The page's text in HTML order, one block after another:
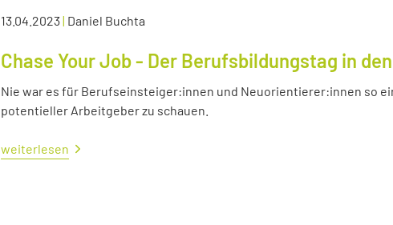
13.04.2023| Daniel Buchta
Chase Your Job - Der Berufsbildungstag in
Nie war es für Berufseinsteiger:innen und Neuorientierer:innen so
potentieller Arbeitgeber zu schauen.
weiterlesen